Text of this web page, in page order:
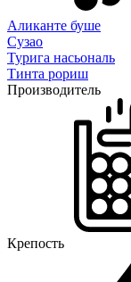
Аликанте буше
Сузао
Турига насьональ
Тинта рориш
Производитель
Крепость